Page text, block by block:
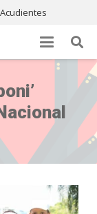
Acudientes